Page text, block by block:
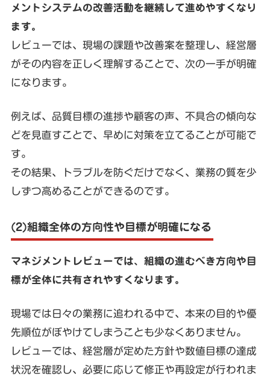
メントシステムの改善活動を継続して進めやすくなり
ます。
レビューでは、現場の課題や改善案を整理し、経営層
がその内容を正しく理解することで、次の一手が明確
になります。
例えば、品質目標の進捗や顧客の声、不具合の傾向な
どを見直すことで、早めに対策を立てることが可能で
す。
その結果、トラブルを防ぐだけでなく、業務の質を少
しずつ高めることができるのです。
(2)組織全体の方向性や目標が明確になる
マネジメントレビューでは、組織の進むべき方向や目
標が全体に共有されやすくなります。
現場では日々の業務に追われる中で、本来の目的や優
先順位がぼやけてしまうことも少なくありません。
レビューでは、経営層が定めた方針や数値目標の達成
状況を確認し、必要に応じて修正や再設定が行われま